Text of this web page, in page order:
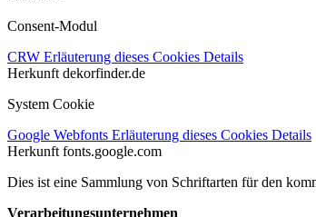
Consent-Modul
CRW Erläuterung dieses Cookies Details
Herkunft dekorfinder.de
System Cookie
Google Webfonts Erläuterung dieses Cookies Details
Herkunft fonts.google.com
Dies ist eine Sammlung von Schriftarten für den
Verarbeitungsunternehmen